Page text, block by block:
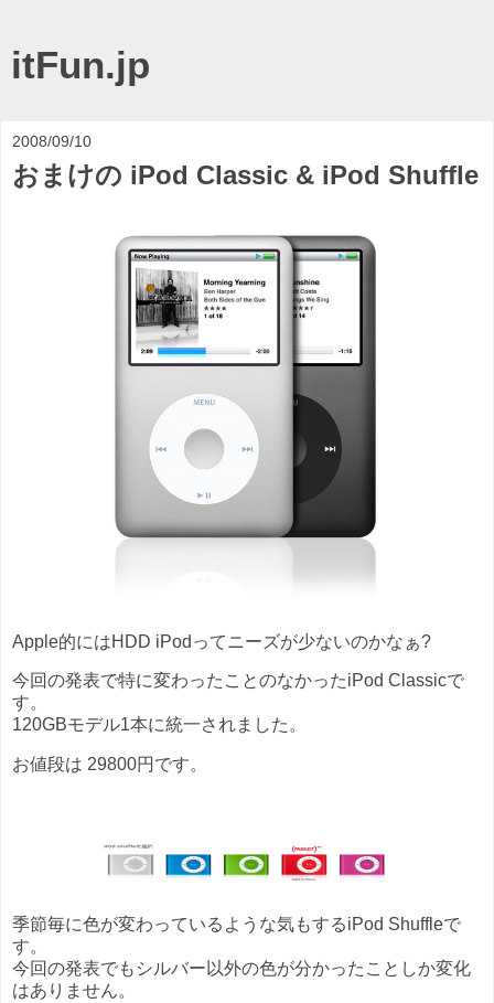
itFun.jp
2008/09/10
おまけの iPod Classic & iPod Shuffle
Apple的にはHDD iPodってニーズが少ないのかなぁ?
今回の発表で特に変わったことのなかったiPod Classicで
す。
120GBモデル1本に統一されました。
お値段は 29800円です。
季節毎に色が変わっているような気もするiPod Shuffleで
す。
今回の発表でもシルバー以外の色が分かったことしか変化
はありません。